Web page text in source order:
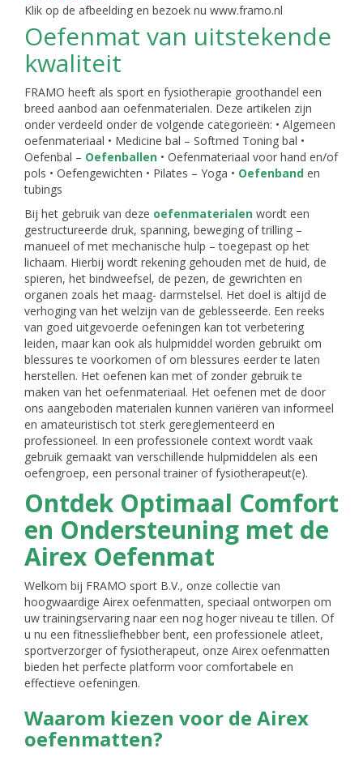
Klik op de afbeelding en bezoek nu www.framo.nl
Oefenmat van uitstekende
kwaliteit
FRAMO heeft als sport en fysiotherapie groothandel een
breed aanbod aan oefenmaterialen. Deze artikelen zijn
onder verdeeld onder de volgende categorieën: • Algemeen
oefenmateriaal • Medicine bal – Softmed Toning bal •
Oefenbal – Oefenballen • Oefenmateriaal voor hand en/of
pols • Oefengewichten • Pilates – Yoga • Oefenband en
tubings
Bij het gebruik van deze oefenmaterialen wordt een
gestructureerde druk, spanning, beweging of trilling –
manueel of met mechanische hulp – toegepast op het
lichaam. Hierbij wordt rekening gehouden met de huid, de
spieren, het bindweefsel, de pezen, de gewrichten en
organen zoals het maag- darmstelsel. Het doel is altijd de
verhoging van het welzijn van de geblesseerde. Een reeks
van goed uitgevoerde oefeningen kan tot verbetering
leiden, maar kan ook als hulpmiddel worden gebruikt om
blessures te voorkomen of om blessures eerder te laten
herstellen. Het oefenen kan met of zonder gebruik te
maken van het oefenmateriaal. Het oefenen met de door
ons aangeboden materialen kunnen variëren van informeel
en amateuristisch tot sterk gereglementeerd en
professioneel. In een professionele context wordt vaak
gebruik gemaakt van verschillende hulpmiddelen als een
oefengroep, een personal trainer of fysiotherapeut(e).
Ontdek Optimaal Comfort
en Ondersteuning met de
Airex Oefenmat
Welkom bij FRAMO sport B.V., onze collectie van
hoogwaardige Airex oefenmatten, speciaal ontworpen om
uw trainingservaring naar een nog hoger niveau te tillen. Of
u nu een fitnessliefhebber bent, een professionele atleet,
sportverzorger of fysiotherapeut, onze Airex oefenmatten
bieden het perfecte platform voor comfortabele en
effectieve oefeningen.
Waarom kiezen voor de Airex
oefenmatten?